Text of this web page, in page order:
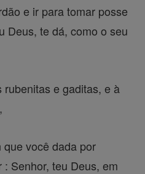
e ir para tomar posse
Deus, te dá, como o seu
e gaditas, e à
você dada por
Senhor, teu Deus, em